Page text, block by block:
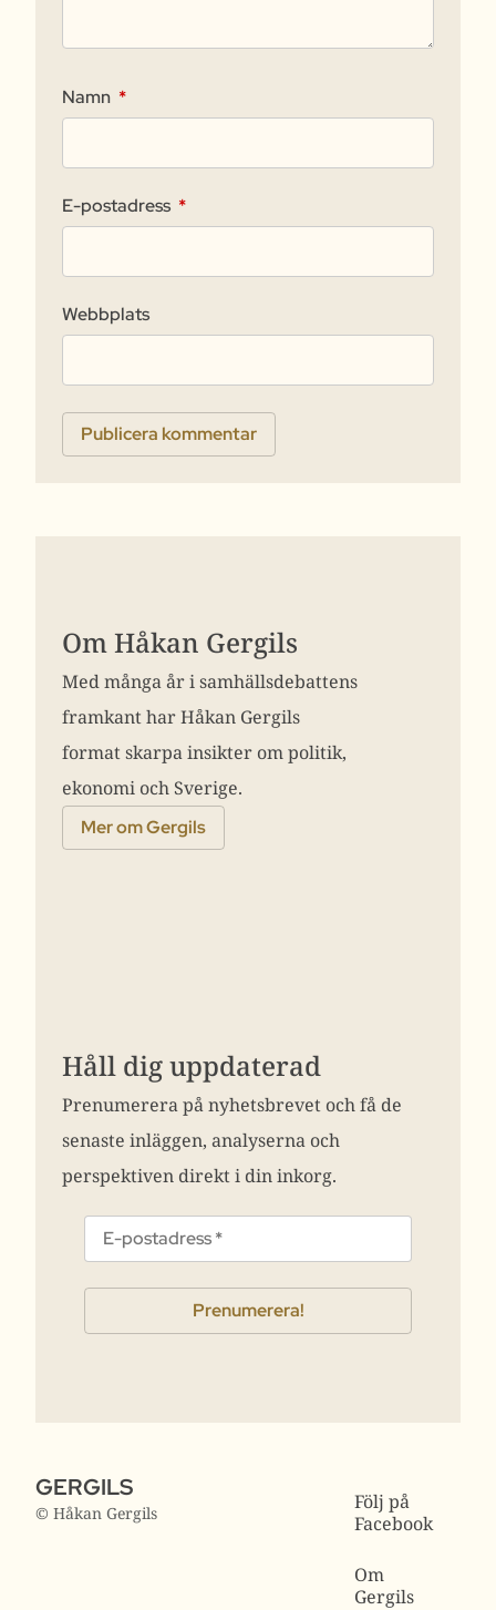
Namn *
E-postadress *
Webbplats
Om Håkan Gergils
Med många år i samhällsdebattens
framkant har Håkan Gergils
format skarpa insikter om politik,
ekonomi och Sverige.
Mer om Gergils
Håll dig uppdaterad
Prenumerera på nyhetsbrevet och få de
senaste inläggen, analyserna och
perspektiven direkt i din inkorg.
GERGILS
© Håkan Gergils
Följ på
Facebook
Om
Gergils